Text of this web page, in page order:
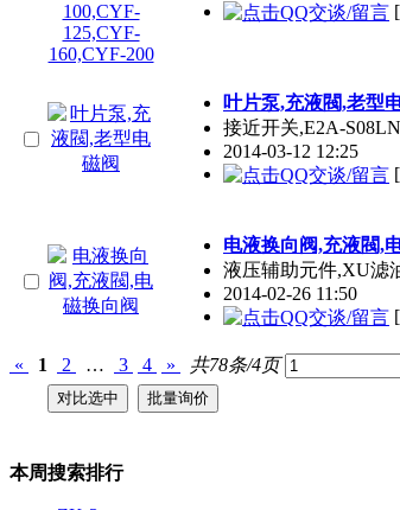
叶片泵,充液閥,老型
接近开关,E2A-
2014-03-12 12:25
电液换向阀,充液閥,
液压辅助元件,XU滤
2014-02-26 11:50
« 1 2 … 3 4 » 共78条/4页
本周搜索排行